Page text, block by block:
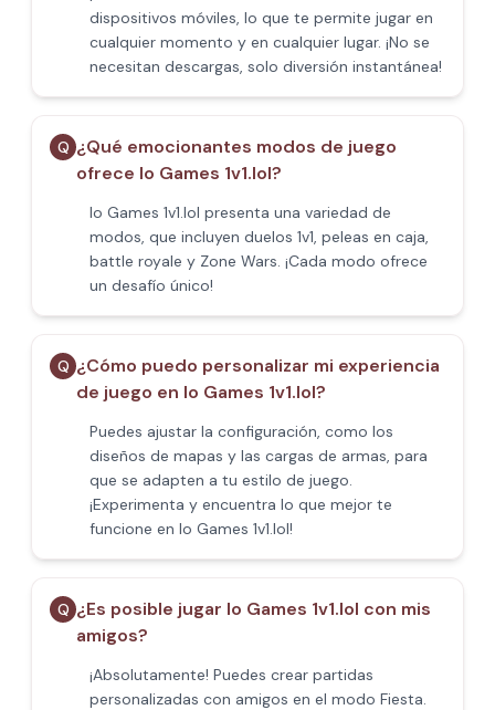
dispositivos móviles, lo que te permite jugar en
cualquier momento y en cualquier lugar. ¡No se
necesitan descargas, solo diversión instantánea!
Q ¿Qué emocionantes modos de juego
ofrece Io Games 1v1.lol?
Io Games 1v1.lol presenta una variedad de
modos, que incluyen duelos 1v1, peleas en caja,
battle royale y Zone Wars. ¡Cada modo ofrece
un desafío único!
Q ¿Cómo puedo personalizar mi experiencia
de juego en Io Games 1v1.lol?
Puedes ajustar la configuración, como los
diseños de mapas y las cargas de armas, para
que se adapten a tu estilo de juego.
¡Experimenta y encuentra lo que mejor te
funcione en Io Games 1v1.lol!
Q ¿Es posible jugar Io Games 1v1.lol con mis
amigos?
¡Absolutamente! Puedes crear partidas
personalizadas con amigos en el modo Fiesta.